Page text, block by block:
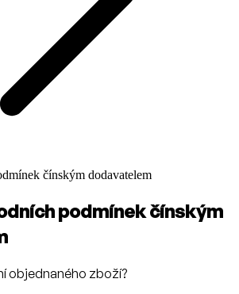
čínským dodavatelem
podmínek čínským
objednaného zboží?